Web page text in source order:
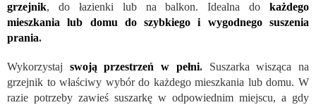
grzejnik, do łazienki lub na balkon. Idealna do każdego
mieszkania lub domu do szybkiego i wygodnego suszenia
prania.
Wykorzystaj swoją przestrzeń w pełni. Suszarka wisząca na
grzejnik to właściwy wybór do każdego mieszkania lub domu. W
razie potrzeby zawieś suszarkę w odpowiednim miejscu, a gdy